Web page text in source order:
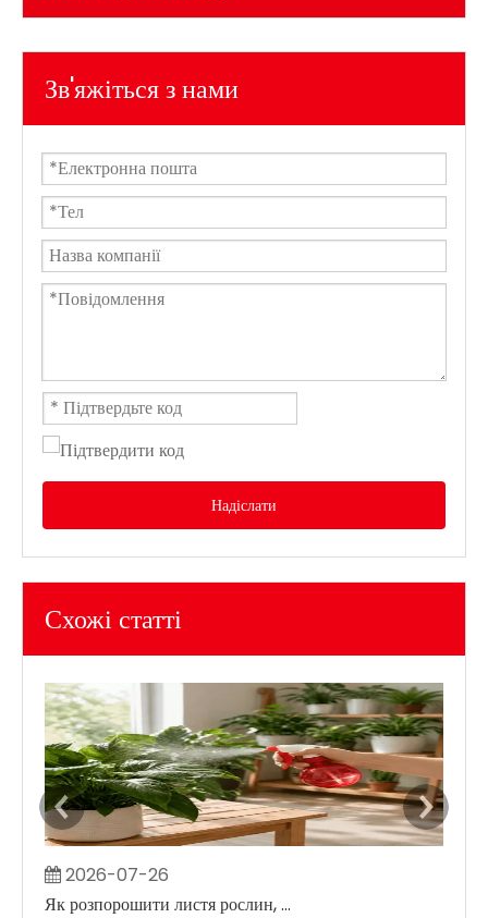
Зв'яжіться з нами
Надіслати
Схожі статті
2026-07-26
Як розпорошити листя рослин, не створюючи великих вологих плям